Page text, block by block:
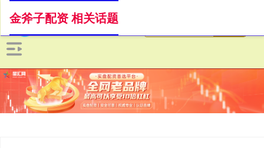
金斧子配资 相关话题